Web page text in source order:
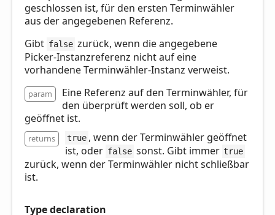
geschlossen ist, für den ersten Terminwähler
aus der angegebenen Referenz.
Gibt false zurück, wenn die angegebene
Picker-Instanzreferenz nicht auf eine
vorhandene Terminwähler-Instanz verweist.
param
Eine Referenz auf den Terminwähler, für
den überprüft werden soll, ob er
geöffnet ist.
returns true , wenn der Terminwähler geöffnet
ist, oder false sonst. Gibt immer true
zurück, wenn der Terminwähler nicht schließbar
ist.
Type declaration